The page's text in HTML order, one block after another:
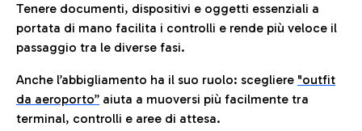
Tenere documenti, dispositivi e oggetti essenziali a
portata di mano facilita i controlli e rende più veloce il
passaggio tra le diverse fasi.
Anche l’abbigliamento ha il suo ruolo: scegliere "outfit
da aeroporto” aiuta a muoversi più facilmente tra
terminal, controlli e aree di attesa.